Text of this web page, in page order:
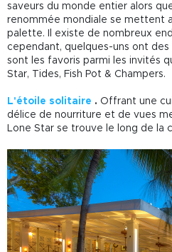
saveurs du monde entier alors
renommée mondiale se mettent
palette. Il existe de nombreux
cependant, quelques-uns ont
sont les favoris parmi les invités
Star, Tides, Fish Pot & Champers.
L'étoile solitaire . Offrant une
délice de nourriture et de vues
Lone Star se trouve le long de la